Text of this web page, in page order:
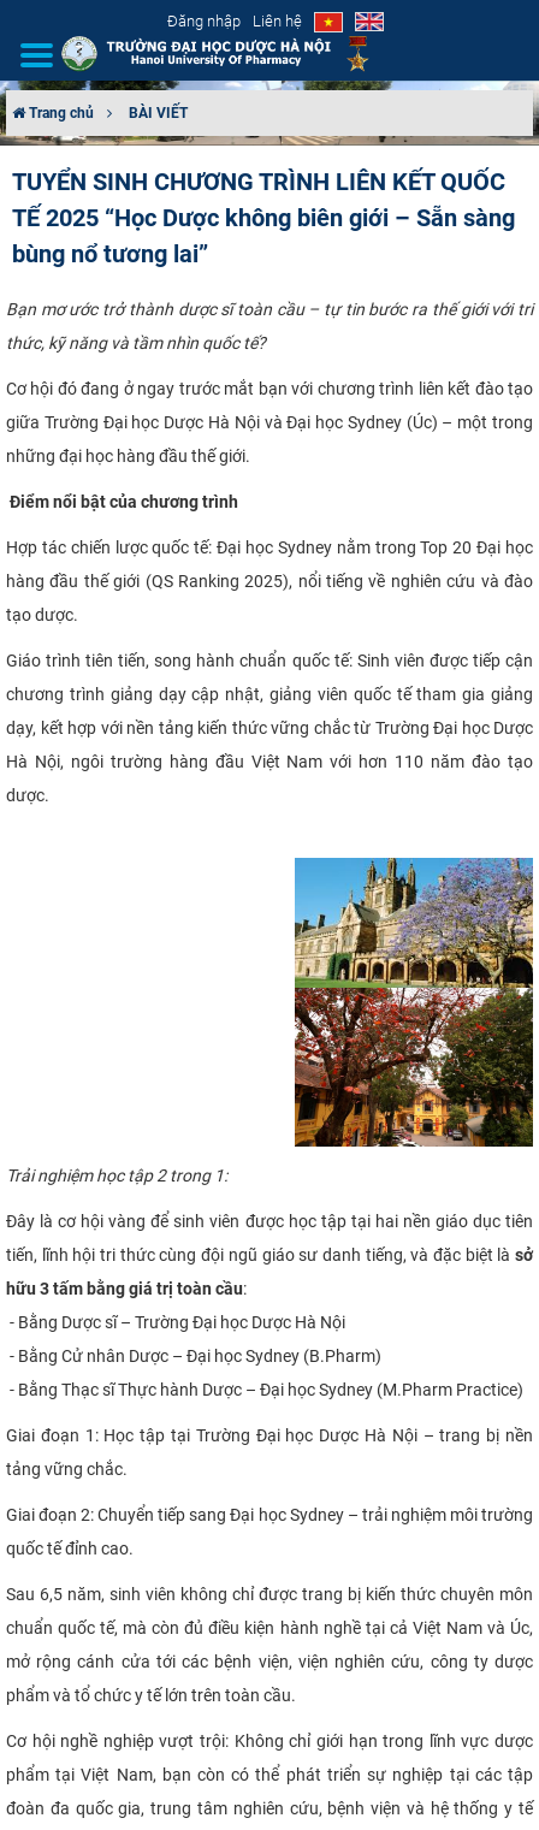
Đăng nhập Liên hệ
CƠ CẤU TỔ CHỨC
TUYỂN SINH
ĐÀO TẠO
ĐẢM BẢO CHẤT LƯỢNG
KHOA HỌC CÔNG NGHỆ
HTQT
CỰU NGƯỜI HỌC
Trang chủ BÀI VIẾT
TUYỂN SINH CHƯƠNG TRÌNH LIÊN KẾT QUỐC
TẾ 2025 “Học Dược không biên giới – Sẵn sàng
bùng nổ tương lai”
Bạn mơ ước trở thành dược sĩ toàn cầu – tự tin bước ra thế giới với tri
thức, kỹ năng và tầm nhìn quốc tế?
Cơ hội đó đang ở ngay trước mắt bạn với chương trình liên kết đào tạo
giữa Trường Đại học Dược Hà Nội và Đại học Sydney (Úc) – một trong
những đại học hàng đầu thế giới.
Điểm nổi bật của chương trình
Hợp tác chiến lược quốc tế: Đại học Sydney nằm trong Top 20 Đại học
hàng đầu thế giới (QS Ranking 2025), nổi tiếng về nghiên cứu và đào
tạo dược.
Giáo trình tiên tiến, song hành chuẩn quốc tế: Sinh viên được tiếp cận
chương trình giảng dạy cập nhật, giảng viên quốc tế tham gia giảng
dạy, kết hợp với nền tảng kiến thức vững chắc từ Trường Đại học Dược
Hà Nội, ngôi trường hàng đầu Việt Nam với hơn 110 năm đào tạo
dược.
Trải nghiệm học tập 2 trong 1:
Đây là cơ hội vàng để sinh viên được học tập tại hai nền giáo dục tiên
tiến, lĩnh hội tri thức cùng đội ngũ giáo sư danh tiếng, và đặc biệt là sở
hữu 3 tấm bằng giá trị toàn cầu:
- Bằng Dược sĩ – Trường Đại học Dược Hà Nội
- Bằng Cử nhân Dược – Đại học Sydney (B.Pharm)
- Bằng Thạc sĩ Thực hành Dược – Đại học Sydney (M.Pharm Practice)
Giai đoạn 1: Học tập tại Trường Đại học Dược Hà Nội – trang bị nền
tảng vững chắc.
Giai đoạn 2: Chuyển tiếp sang Đại học Sydney – trải nghiệm môi trường
quốc tế đỉnh cao.
Sau 6,5 năm, sinh viên không chỉ được trang bị kiến thức chuyên môn
chuẩn quốc tế, mà còn đủ điều kiện hành nghề tại cả Việt Nam và Úc,
mở rộng cánh cửa tới các bệnh viện, viện nghiên cứu, công ty dược
phẩm và tổ chức y tế lớn trên toàn cầu.
Cơ hội nghề nghiệp vượt trội: Không chỉ giới hạn trong lĩnh vực dược
phẩm tại Việt Nam, bạn còn có thể phát triển sự nghiệp tại các tập
đoàn đa quốc gia, trung tâm nghiên cứu, bệnh viện và hệ thống y tế